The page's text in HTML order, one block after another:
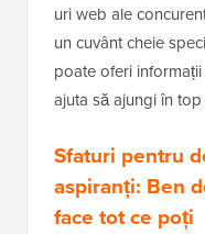
uri web ale
un cuvânt cheie
poate oferi
ajuta să ajungi în
Sfaturi pentru
aspiranți: Ben
face tot ce poți